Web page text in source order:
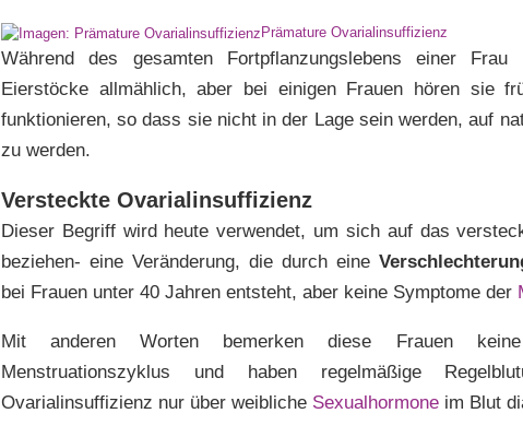
Prämature Ovarialinsuffizienz
Während des gesamten Fortpflanzungslebens einer
Eierstöcke allmählich, aber bei einigen Frauen hören sie
funktionieren, so dass sie nicht in der Lage sein werden, auf
zu werden.
Versteckte Ovarialinsuffizienz
Dieser Begriff wird heute verwendet, um sich auf das
beziehen- eine Veränderung, die durch eine
bei Frauen unter 40 Jahren entsteht, aber keine Symptome der
Mit anderen Worten bemerken diese Frauen
Menstruationszyklus und haben regelmäßige
Ovarialinsuffizienz nur über weibliche Sexualhormone im Blut